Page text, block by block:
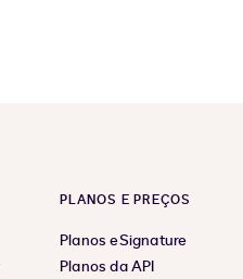
PLANOS E PREÇOS
Planos eSignature
Planos da API